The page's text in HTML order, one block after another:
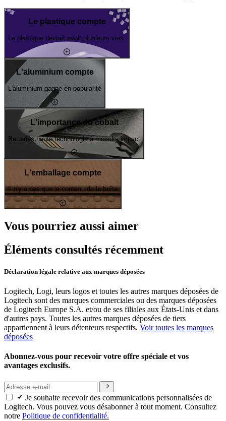
Le plastique compte
Le plastique devrait avoir plusieurs vies.
L'aluminium compte
L'aluminium gagne en popularité
L'importance du cobalt
Batteries haute technologie à moindre impact
L'emballage compte
Il n'y a pas que le contenu de la boîte
Vous pourriez aussi aimer
Éléments consultés récemment
Déclaration légale relative aux marques déposées
Logitech, Logi, leurs logos et toutes les autres marques déposées de
Logitech sont des marques commerciales ou des marques déposées
de Logitech Europe S.A. et/ou de ses filiales aux États-Unis et dans
d'autres pays. Toutes les autres marques déposées de tiers
appartiennent à leurs détenteurs respectifs. Voir toutes les marques
déposées
Abonnez-vous pour recevoir votre offre spéciale et vos
avantages exclusifs.
Je souhaite recevoir des communications personnalisées de
Logitech. Vous pouvez vous désabonner à tout moment. Consultez
notre Politique de confidentialité.